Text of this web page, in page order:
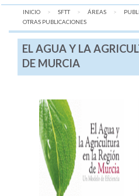
INICIO SFTT ÁREAS
AQUÍ:
OTRAS PUBLICACIONES
EL AGUA Y LA
DE MURCIA